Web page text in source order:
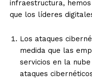
infraestructura,
que los líderes
Los ataques
medida que las
servicios en la
ataques